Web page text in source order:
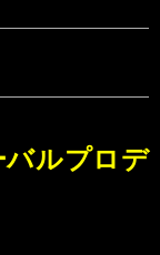
バルプロデ